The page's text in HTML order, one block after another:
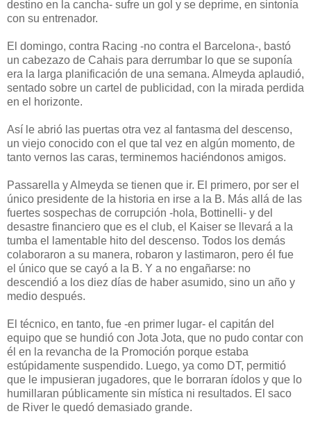
destino en la cancha- sufre un gol y se deprime, en sintonía
con su entrenador.
El domingo, contra Racing -no contra el Barcelona-, bastó
un cabezazo de Cahais para derrumbar lo que se suponía
era la larga planificación de una semana. Almeyda aplaudió,
sentado sobre un cartel de publicidad, con la mirada perdida
en el horizonte.
Así le abrió las puertas otra vez al fantasma del descenso,
un viejo conocido con el que tal vez en algún momento, de
tanto vernos las caras, terminemos haciéndonos amigos.
Passarella y Almeyda se tienen que ir. El primero, por ser el
único presidente de la historia en irse a la B. Más allá de las
fuertes sospechas de corrupción -hola, Bottinelli- y del
desastre financiero que es el club, el Kaiser se llevará a la
tumba el lamentable hito del descenso. Todos los demás
colaboraron a su manera, robaron y lastimaron, pero él fue
el único que se cayó a la B. Y a no engañarse: no
descendió a los diez días de haber asumido, sino un año y
medio después.
El técnico, en tanto, fue -en primer lugar- el capitán del
equipo que se hundió con Jota Jota, que no pudo contar con
él en la revancha de la Promoción porque estaba
estúpidamente suspendido. Luego, ya como DT, permitió
que le impusieran jugadores, que le borraran ídolos y que lo
humillaran públicamente sin mística ni resultados. El saco
de River le quedó demasiado grande.